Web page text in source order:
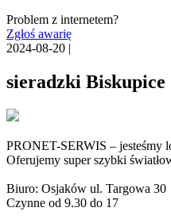
Problem z internetem?
Zgłoś awarię
2024-08-20 |
sieradzki Biskupice
PRONET-SERWIS – jesteśmy
Oferujemy super szybki
Biuro: Osjaków ul. Targowa 30
Czynne od 9.30 do 17